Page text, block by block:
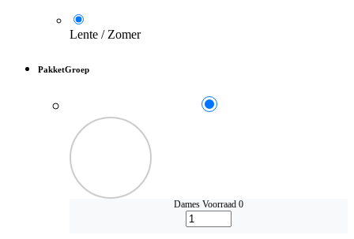
Lente / Zomer
PakketGroep
Dames Voorraad 0